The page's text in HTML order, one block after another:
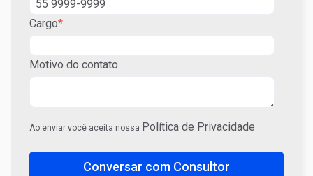
Cargo*
Motivo do contato
Ao enviar você aceita nossa Política de Privacidade